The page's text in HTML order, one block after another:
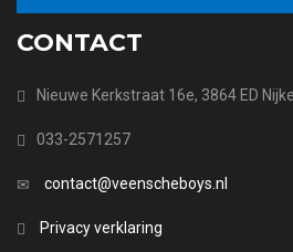
CONTACT
Nieuwe Kerkstraat 16e, 3864 ED
033-2571257
contact@veenscheboys.nl
Privacy verklaring